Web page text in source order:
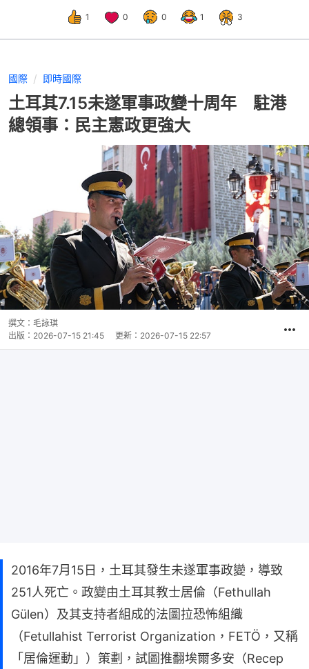
1 0 0 1 3
國際 即時國際
土耳其7.15未遂軍事政變十周年 駐港
總領事：民主憲政更強大
撰文： 毛詠琪
出版： 2026-07-15 21:45 更新： 2026-07-15 22:57
2016年7月15日，土耳其發生未遂軍事政變，導致
251人死亡。政變由土耳其教士居倫（Fethullah
Gülen）及其支持者組成的法圖拉恐怖組織
（Fetullahist Terrorist Organization，FETÖ，又稱
「居倫運動」）策劃，試圖推翻埃爾多安（Recep